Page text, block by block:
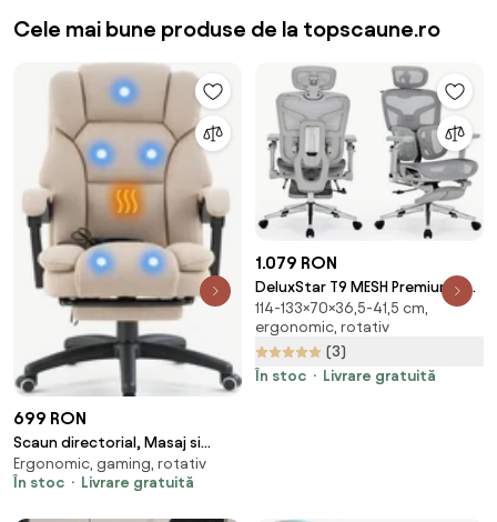
Cele mai bune produse de la topscaune.ro
699 RON
Scaun directorial, Masaj si
Incalzire in 7 puncte, spatar
rabatabil, suport pentru
Ergonomic, gaming, rotativ
În stoc
Livrare gratuită
1.079 RON
DeluxStar T9 MESH Premium –
Scaun Ergonomic, Cotiere 6D,
Suport Lombar Adaptiv, Spătar
Reglabil pe Înaltime în 5 poziții,
Mecanism Înclinare/Blocare,
114-133×70×36,5-41,5 cm,
ergonomic, rotativ
(3)
În stoc
Livrare gratuită